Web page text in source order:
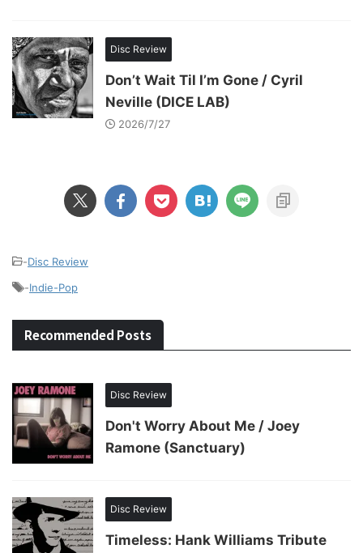
Disc Review
Don’t Wait Til I’m Gone / Cyril
Neville (DICE LAB)
2026/7/27
-Disc Review
-Indie-Pop
Recommended Posts
Disc Review
Don't Worry About Me / Joey
Ramone (Sanctuary)
Disc Review
Timeless: Hank Williams Tribute